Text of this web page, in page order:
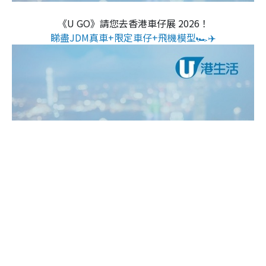
《U GO》請您去香港車仔展 2026！
睇盡JDM真車+限定車仔+飛機模型🏎️✈️